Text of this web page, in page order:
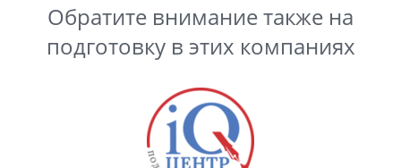
Обратите внимание также на
подготовку в этих компаниях